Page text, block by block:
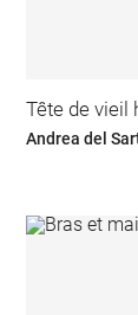
Tête de